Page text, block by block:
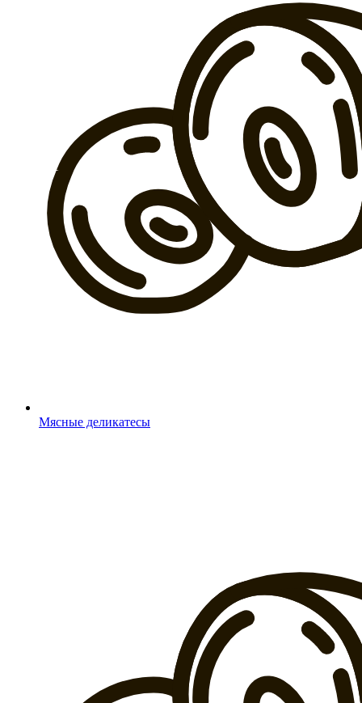
Мясные деликатесы